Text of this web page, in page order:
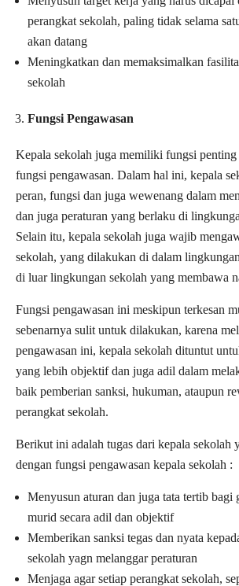
perangkat sekolah, paling tidak selama
akan datang
Meningkatkan dan memaksimalkan
sekolah
Fungsi Pengawasan
Kepala sekolah juga memiliki fungsi
fungsi pengawasan. Dalam hal ini, kepala
peran, fungsi dan juga wewenang dalam
dan juga peraturan yang berlaku di
Selain itu, kepala sekolah juga wajib
sekolah, yang dilakukan di dalam
di luar lingkungan sekolah yang membawa
Fungsi pengawasan ini meskipun terkesan
sebenarnya sulit untuk dilakukan, karena
pengawasan ini, kepala sekolah dituntut
yang lebih objektif dan juga adil dalam
baik pemberian sanksi, hukuman, ataupun
perangkat sekolah.
Berikut ini adalah tugas dari kepala sekolah
dengan fungsi pengawasan kepala sekolah :
Menyusun aturan dan juga tata tertib bagi
murid secara adil dan objektif
Memberikan sanksi tegas dan nyata
sekolah yagn melanggar peraturan
Menjaga agar setiap perangkat sekolah,